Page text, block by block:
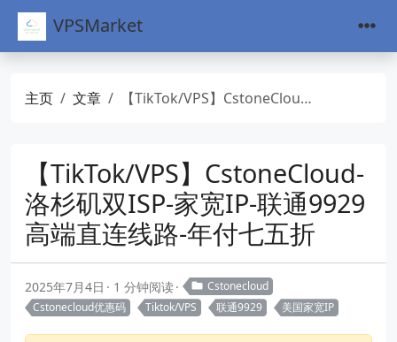
VPSMarket
主页 文章 【TikTok/VPS】CstoneCloud-洛杉矶双ISP-家宽IP-联通9929高端直连线路-年付七五折
【TikTok/VPS】CstoneCloud-
洛杉矶双ISP-家宽IP-联通9929
高端直连线路-年付七五折
2025年7月4日 1 分钟阅读
Cstonecloud
Cstonecloud优惠码
Tiktok/VPS 联通9929 美国家宽IP